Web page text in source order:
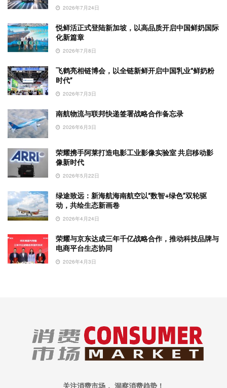
2026年7月24日
悦鲜活正式登陆新加坡，以高品质开启中国鲜奶国际
化新篇章
2026年7月8日
飞鹤亮相链博会，以全链新鲜开启中国乳业“鲜奶粉
时代”
2026年7月3日
南航物流与联邦快递签署战略合作备忘录
2026年6月3日
荣耀携手阿莱打造电影工业影像实验室 共启移动影
像新时代
2026年5月22日
绿途致远：新海航海南航空以“数智+绿色”双轮驱
动，共绘生态新画卷
2026年4月24日
荣耀与京东达成三年千亿战略合作，推动科技品牌与
电商平台生态协同
2026年4月3日
关注消费市场， 洞察消费趋势！